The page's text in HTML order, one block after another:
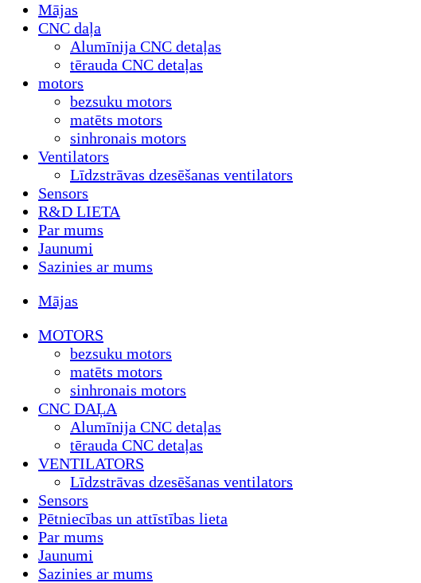
Mājas
CNC daļa
Alumīnija CNC detaļas
tērauda CNC detaļas
motors
bezsuku motors
matēts motors
sinhronais motors
Ventilators
Līdzstrāvas dzesēšanas ventilators
Sensors
R&D LIETA
Par mums
Jaunumi
Sazinies ar mums
Mājas
MOTORS
bezsuku motors
matēts motors
sinhronais motors
CNC DAĻA
Alumīnija CNC detaļas
tērauda CNC detaļas
VENTILATORS
Līdzstrāvas dzesēšanas ventilators
Sensors
Pētniecības un attīstības lieta
Par mums
Jaunumi
Sazinies ar mums